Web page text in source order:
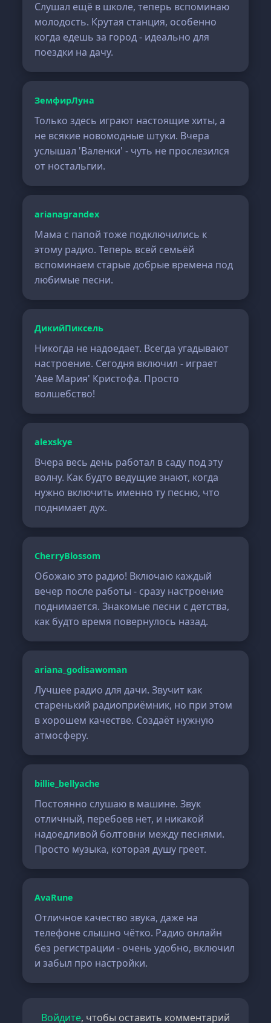
Слушал ещё в школе, теперь вспоминаю
молодость. Крутая станция, особенно
когда едешь за город - идеально для
поездки на дачу.
ЗемфирЛуна
Только здесь играют настоящие хиты, а
не всякие новомодные штуки. Вчера
услышал 'Валенки' - чуть не прослезился
от ностальгии.
arianagrandex
Мама с папой тоже подключились к
этому радио. Теперь всей семьёй
вспоминаем старые добрые времена под
любимые песни.
ДикийПиксель
Никогда не надоедает. Всегда угадывают
настроение. Сегодня включил - играет
'Аве Мария' Кристофа. Просто
волшебство!
alexskye
Вчера весь день работал в саду под эту
волну. Как будто ведущие знают, когда
нужно включить именно ту песню, что
поднимает дух.
CherryBlossom
Обожаю это радио! Включаю каждый
вечер после работы - сразу настроение
поднимается. Знакомые песни с детства,
как будто время повернулось назад.
ariana_godisawoman
Лучшее радио для дачи. Звучит как
старенький радиоприёмник, но при этом
в хорошем качестве. Создаёт нужную
атмосферу.
billie_bellyache
Постоянно слушаю в машине. Звук
отличный, перебоев нет, и никакой
надоедливой болтовни между песнями.
Просто музыка, которая душу греет.
AvaRune
Отличное качество звука, даже на
телефоне слышно чётко. Радио онлайн
без регистрации - очень удобно, включил
и забыл про настройки.
Войдите, чтобы оставить комментарий